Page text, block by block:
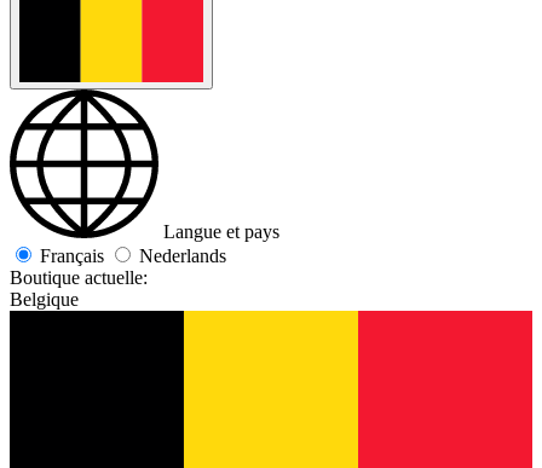
Langue et pays
Français
Nederlands
Boutique actuelle:
Belgique